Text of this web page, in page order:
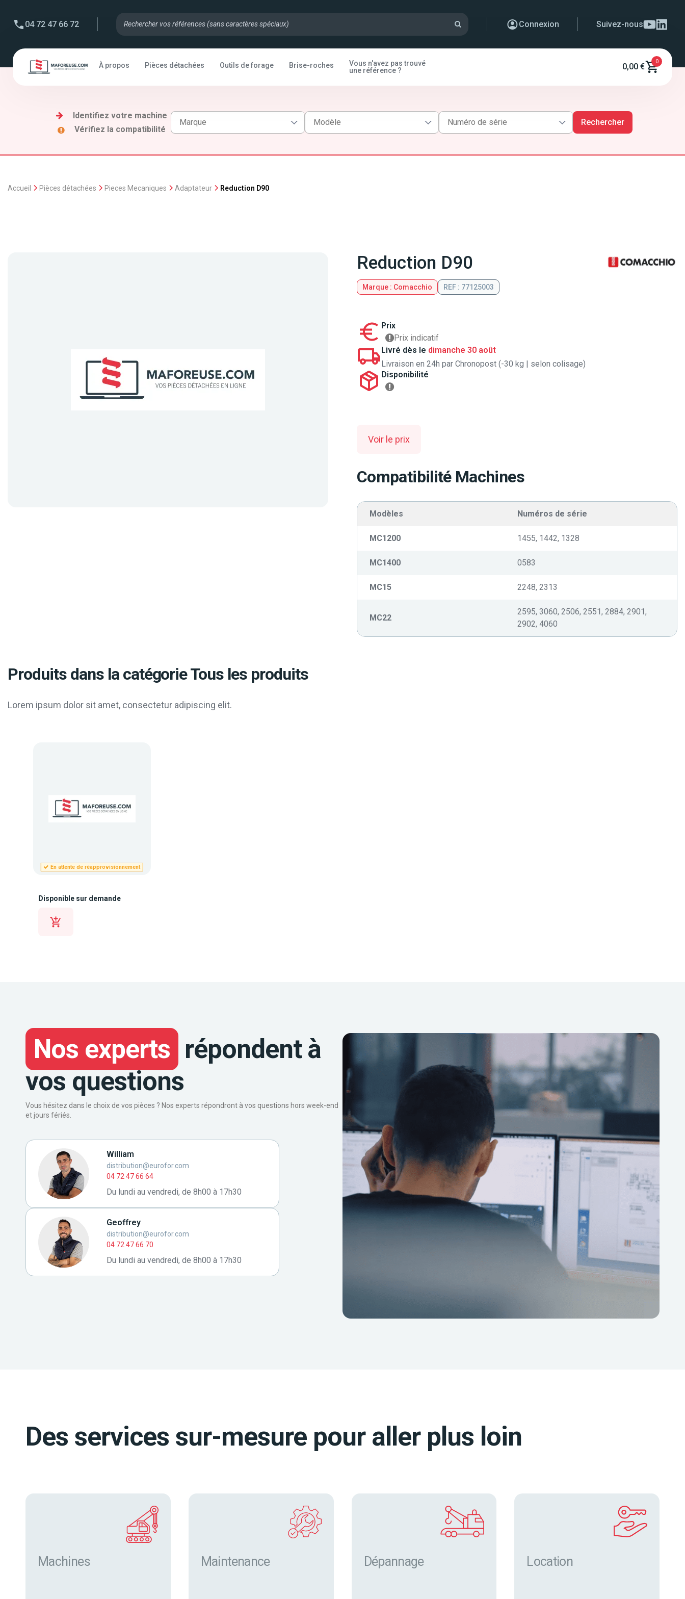
04 72 47 66 72 Connexion Suivez-nous
À propos Pièces détachées Outils de forage Brise-roches
Vous n'avez pas trouvé
une référence ?
0,00 €
0
Identifiez votre machine
Vérifiez la compatibilité
Rechercher
Accueil Pièces détachées Pieces Mecaniques Adaptateur Reduction D90
Reduction D90
Marque : Comacchio REF : 77125003
Prix
Prix indicatif
Livré dès le dimanche 30 août
Livraison en 24h par Chronopost (-30 kg | selon colisage)
Disponibilité
Voir le prix
Compatibilité Machines
Modèles Numéros de série
MC1200 1455, 1442, 1328
MC1400 0583
MC15 2248, 2313
MC22
2595, 3060, 2506, 2551, 2884, 2901,
2902, 4060
Produits dans la catégorie Tous les produits
Lorem ipsum dolor sit amet, consectetur adipiscing elit.
En attente de réapprovisionnement
Disponible sur demande
Nos experts répondent à
vos questions
Vous hésitez dans le choix de vos pièces ? Nos experts répondront à vos questions hors week-end
et jours fériés.
William
distribution@eurofor.com
04 72 47 66 64
Du lundi au vendredi, de 8h00 à 17h30
Geoffrey
distribution@eurofor.com
04 72 47 66 70
Du lundi au vendredi, de 8h00 à 17h30
Des services sur-mesure pour aller plus loin
Machines Maintenance Dépannage Location